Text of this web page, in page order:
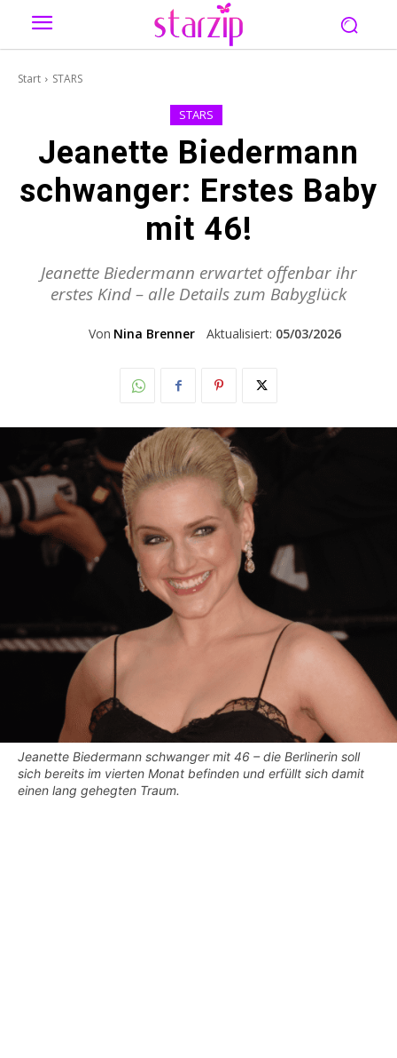
Start STARS
STARS
Jeanette Biedermann
schwanger: Erstes Baby
mit 46!
Jeanette Biedermann erwartet offenbar ihr
erstes Kind – alle Details zum Babyglück
Von Nina Brenner Aktualisiert: 05/03/2026
Jeanette Biedermann schwanger mit 46 – die Berlinerin soll
sich bereits im vierten Monat befinden und erfüllt sich damit
einen lang gehegten Traum.